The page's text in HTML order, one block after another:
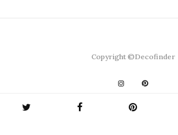
Copyright ©Decofinder